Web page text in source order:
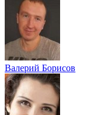
Валерий Борисов